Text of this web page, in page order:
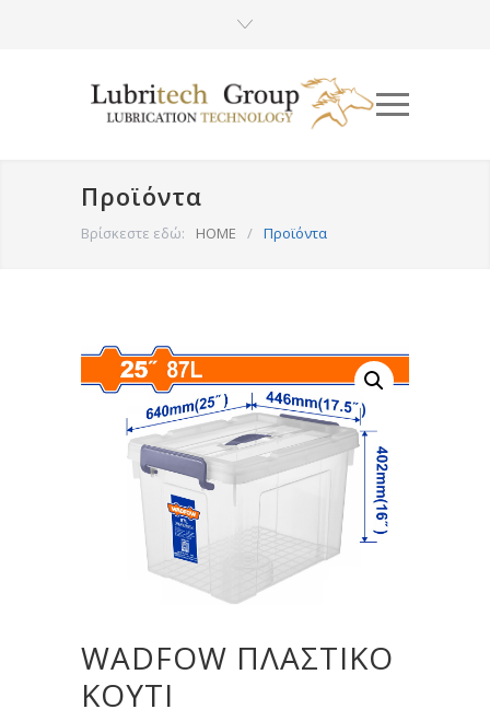
Προϊόντα
Βρίσκεστε εδώ: HOME / Προϊόντα
WADFOW ΠΛΑΣΤΙΚΟ
ΚΟΥΤΙ